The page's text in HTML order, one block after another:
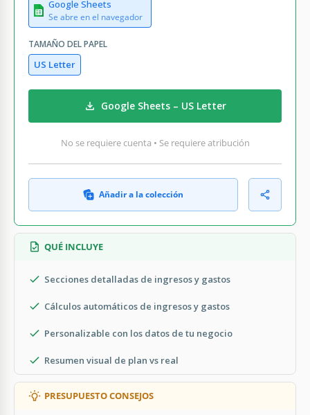
Google Sheets
Se abre en el navegador
TAMAÑO DEL PAPEL
US Letter
Google Sheets – US Letter
No se requiere cuenta • Se requiere atribución
Añadir a la colección
QUÉ INCLUYE
Secciones detalladas de ingresos y gastos
Cálculos automáticos de ingresos y gastos
Personalizable con los datos de tu negocio
Resumen visual de plan vs real
PRESUPUESTO CONSEJOS